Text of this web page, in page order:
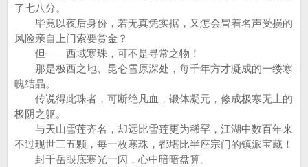
了七八分。
毕竟以夜后身份，若无真凭实据，又怎会冒着名声受损的
风险亲自上门索要赏金？
但——西域寒珠，可不是寻常之物！
那是极西之地、昆仑雪原深处，每千年方才凝成的一缕寒
魄结晶。
传说得此珠者，可断绝凡血，锻体凝元，修成极寒无上的
极阴之躯。
与天山雪莲齐名，却远比雪莲更为稀罕，江湖中数百年来
不过现世三五颗，每一枚寒珠，都堪比半座宗门的镇派宝藏！
封千岳眼底寒光一闪，心中暗暗盘算。